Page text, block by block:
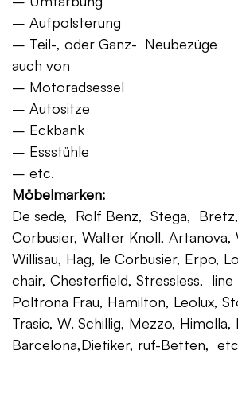
– Aufpolsterung
– Teil-, oder Ganz- Neubezüge
auch von
– Motoradsessel
– Autositze
– Eckbank
– Essstühle
– etc.
Möbelmarken:
De sede, Rolf Benz, Stega,
Corbusier, Walter Knoll, Artanova,
Willisau, Hag, le Corbusier, Erpo,
chair, Chesterfield, Stressless, line
Poltrona Frau, Hamilton, Leolux,
Trasio, W. Schillig, Mezzo, Himolla,
Barcelona,Dietiker, ruf-Betten,